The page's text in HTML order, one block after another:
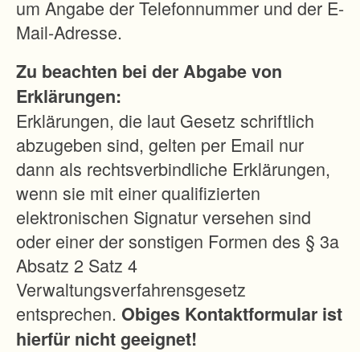
um Angabe der Telefonnummer und der E-
Mail-Adresse.
Zu beachten bei der Abgabe von
Erklärungen:
Erklärungen, die laut Gesetz schriftlich
abzugeben sind, gelten per Email nur
dann als rechtsverbindliche Erklärungen,
wenn sie mit einer qualifizierten
elektronischen Signatur versehen sind
oder einer der sonstigen Formen des § 3a
Absatz 2 Satz 4
Verwaltungsverfahrensgesetz
entsprechen. Obiges Kontaktformular ist
hierfür nicht geeignet!